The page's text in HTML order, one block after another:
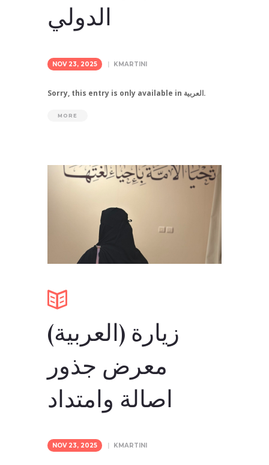
الدولي
NOV 23, 2025 KMARTINI
Sorry, this entry is only available in العربية.
MORE
(العربية) زيارة
معرض جذور
اصالة وامتداد
NOV 23, 2025 KMARTINI